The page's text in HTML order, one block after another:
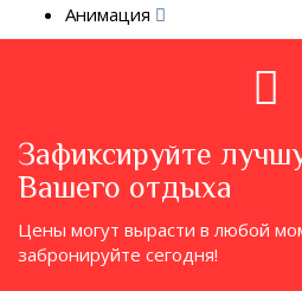
Анимация
Зафиксируйте
Вашего отдыха
Цены могут вырасти в любой
забронируйте сегодня!